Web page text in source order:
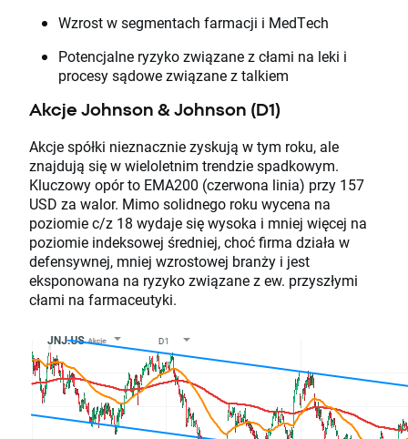
Wzrost w segmentach farmacji i MedTech
Potencjalne ryzyko związane z cłami na leki i
procesy sądowe związane z talkiem
Akcje Johnson & Johnson (D1)
Akcje spółki nieznacznie zyskują w tym roku, ale
znajdują się w wieloletnim trendzie spadkowym.
Kluczowy opór to EMA200 (czerwona linia) przy 157
USD za walor. Mimo solidnego roku wycena na
poziomie c/z 18 wydaje się wysoka i mniej więcej na
poziomie indeksowej średniej, choć firma działa w
defensywnej, mniej wzrostowej branży i jest
eksponowana na ryzyko związane z ew. przyszłymi
cłami na farmaceutyki.